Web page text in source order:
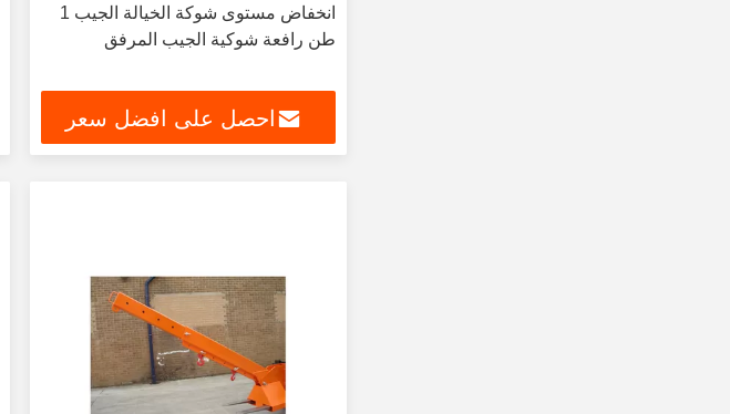
انخفاض مستوى شوكة الخيالة الجيب 1
طن رافعة شوكية الجيب المرفق
احصل على افضل سعر